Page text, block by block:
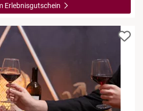
Erlebnisgutschein